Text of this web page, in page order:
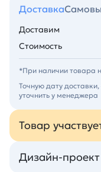
Доставка
Доставим
Стоимость
*При наличии товара
Точную дату
уточнить у менеджера
Товар
Дизайн-